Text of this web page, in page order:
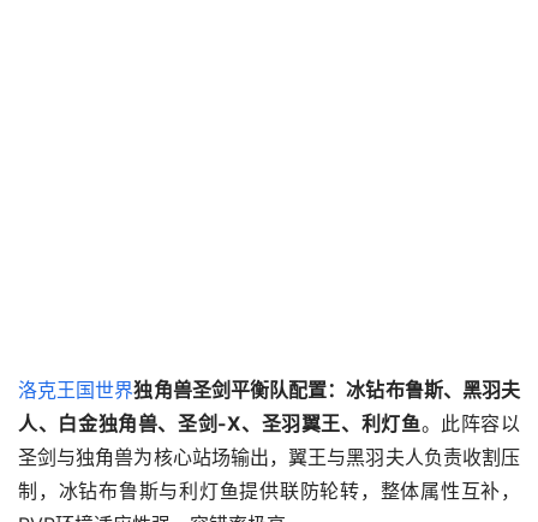
洛克王国世界独角兽圣剑平衡队配置：冰钻布鲁斯、黑羽夫
人、白金独角兽、圣剑-X、圣羽翼王、利灯鱼。此阵容以
圣剑与独角兽为核心站场输出，翼王与黑羽夫人负责收割压
制，冰钻布鲁斯与利灯鱼提供联防轮转，整体属性互补，